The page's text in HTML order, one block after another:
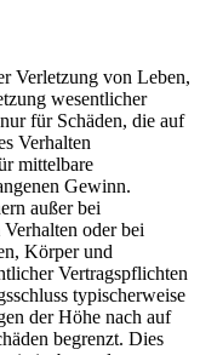
Verletzung von Leben,
wesentlicher
für Schäden, die auf
Verhalten
mittelbare
Gewinn.
außer bei
oder bei
Körper und
Vertragspflichten
typischerweise
der Höhe nach auf
begrenzt. Dies